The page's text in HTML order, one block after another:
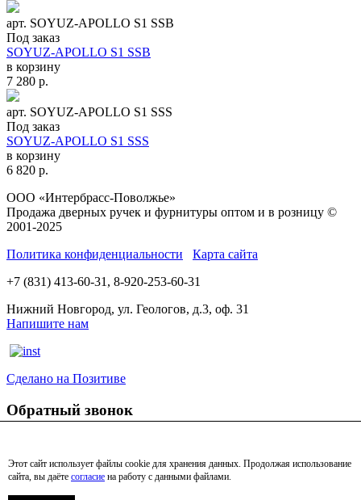
арт. SOYUZ-APOLLO S1 SSB
Под заказ
SOYUZ-APOLLO S1 SSB
в корзину
7 280 р.
арт. SOYUZ-APOLLO S1 SSS
Под заказ
SOYUZ-APOLLO S1 SSS
в корзину
6 820 р.
ООО «Интербрасс-Поволжье»
Продажа дверных ручек и фурнитуры оптом и в розницу ©
2001-2025
Политика конфиденциальности
Карта сайта
+7 (831) 413-60-31, 8-920-253-60-31
Нижний Новгород, ул. Геологов, д.3, оф. 31
Напишите нам
Сделано на Позитиве
Обратный звонок
Этот сайт использует файлы cookie для хранения данных. Продолжая использование
сайта, вы даёте согласие на работу с данными файлами.